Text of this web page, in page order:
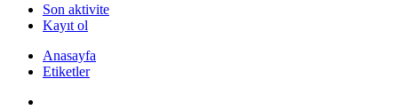
Son aktivite
Kayıt ol
Anasayfa
Etiketler